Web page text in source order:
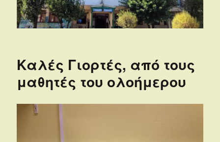
Καλές Γιορτές, από τους
μαθητές του ολοήμερου